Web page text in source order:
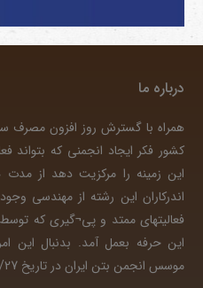
درباره ما
همراه با گسترش روز افزون
کشور فکر ایجاد انجمنی که بتواند
این زمینه را مرکزیت دهد از
اندرکاران این رشته از مهندسی
فعالیتهای ممتد و پی¬گیری که
این حرفه بعمل آمد. بدنبال این
موسس انجمن بتن ایران در تاریخ 78/11/27 با حضور